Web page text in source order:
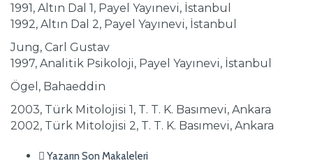
1991, Altın Dal 1, Payel Yayınevi, İstanbul
1992, Altın Dal 2, Payel Yayınevi, İstanbul
Jung, Carl Gustav
1997, Analitik Psikoloji, Payel Yayınevi, İstanbul
Ögel, Bahaeddin
2003, Türk Mitolojisi 1, T. T. K. Basımevi, Ankara
2002, Türk Mitolojisi 2, T. T. K. Basımevi, Ankara
Yazarın Son Makaleleri